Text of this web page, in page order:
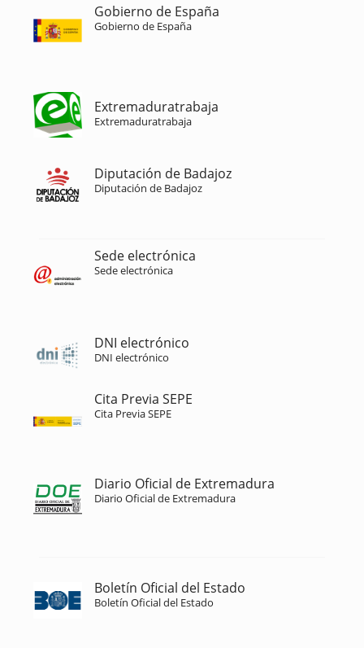
Gobierno de España
Gobierno de España
Extremaduratrabaja
Extremaduratrabaja
Diputación de Badajoz
Diputación de Badajoz
Sede electrónica
Sede electrónica
DNI electrónico
DNI electrónico
Cita Previa SEPE
Cita Previa SEPE
Diario Oficial de Extremadura
Diario Oficial de Extremadura
Boletín Oficial del Estado
Boletín Oficial del Estado